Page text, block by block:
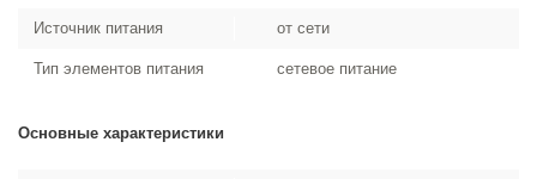
Источник питания от сети
Тип элементов питания сетевое питание
Основные характеристики